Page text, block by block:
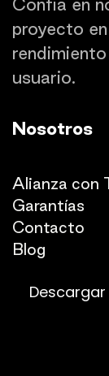
proyecto
usuario.
Nosotros
Alianza con
Garantías
Con​tacto
Blog​​